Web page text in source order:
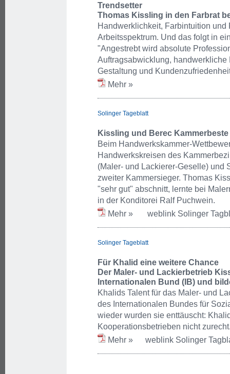
Trendsetter
Thomas Kissling in den Farbrat
Handwerklichkeit, Farbintuition und
Arbeitsspektrum. Und das folgt in
"Angestrebt wird absolute
Auftragsabwicklung,
Gestaltung und
Mehr »
Solinger Tageblatt
Kissling und Berec Kammerbeste
Beim Handwerkskammer-
Handwerkskreisen des
(Maler- und Lackierer-Geselle) und
zweiter Kammersieger. Thomas
"sehr gut" abschnitt, lernte bei
in der Konditorei Ralf Puchwein.
Mehr »
weblink Solinger
Solinger Tageblatt
Für Khalid eine weitere Chance
Der Maler- und Lackierbetrieb
Internationalen Bund (IB) und
Khalids Talent für das Maler- und
des Internationalen Bundes für
wieder wurden sie enttäuscht:
Kooperationsbetrieben nicht
Mehr »
weblink Solinger